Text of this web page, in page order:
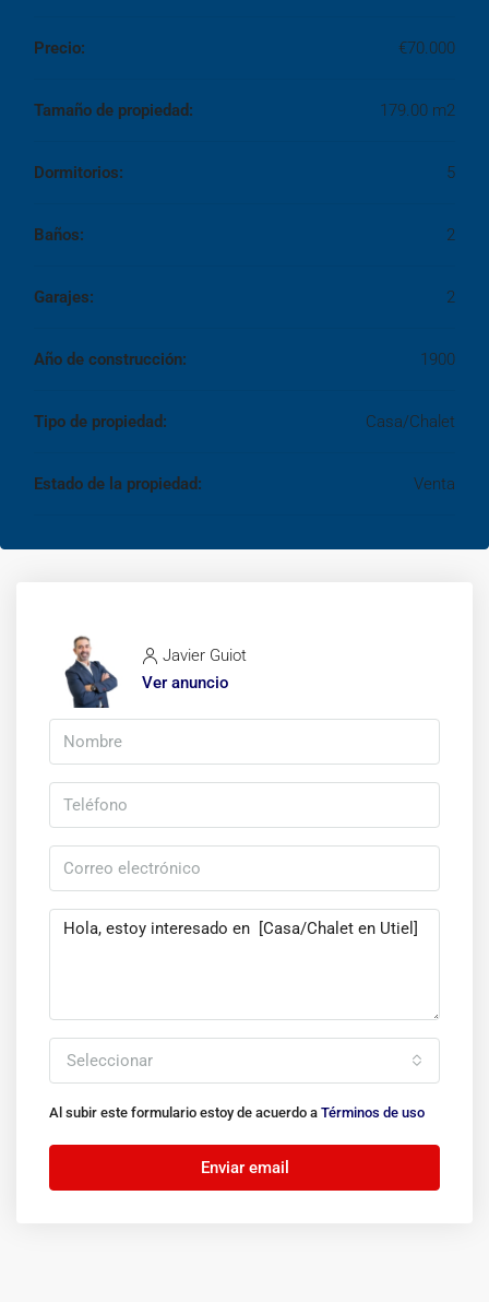
Precio: €70.000
Tamaño de propiedad: 179.00 m2
Dormitorios: 5
Baños: 2
Garajes: 2
Año de construcción: 1900
Tipo de propiedad: Casa/Chalet
Estado de la propiedad: Venta
Javier Guiot
Ver anuncio
Seleccionar
Al subir este formulario estoy de acuerdo a Términos de uso
Enviar email